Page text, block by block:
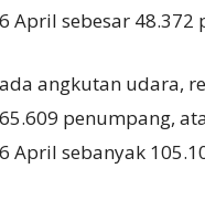
April sebesar 48.372
angkutan udara,
penumpang,
April sebanyak